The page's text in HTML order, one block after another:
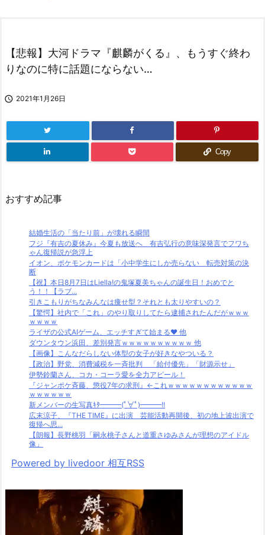
【悲報】大河ドラマ『麒麟がくる』、もうすぐ終わ
りなのに特に話題にならない…
 2021年1月26日
Copy
おすすめ記事
結婚生活の「当たり前」が壊れる瞬間
フジ『有吉の夏休み』今夏も放送へ 有吉弘行の意味深発言でフワち
ゃん復帰説が急浮上
イオン、ポケモンカードは「小中学生にしか売らない 転売対策の決
断
【祝】本日8月7日はLiella!の鬼塚夏美ちゃんの誕生日！おめでと
う！！【ラブ...
引きこもりがちなみんなは痩せ型？それとも太りやすいの？
【驚愕】社内で「これ」のやり取りしてたら逮捕されたんだがｗｗｗ
ｗｗｗｗ
ライザの公式AIゲーム、エッチすぎて始まる♥ 他
ダウンタウン浜田、差別発言ｗｗｗｗｗｗｗｗｗｗ 他
【画像】こんなだらしない体型の女子が好きなやついる？
【政治】野党、消費減税を一斉批判 「給付優先」「財源示せ」
伊勢鈴蘭さん、コカ・コーラ愛を全力アピール！
『ジャンポケ斉藤、懲役7年の求刑』←これｗｗｗｗｗｗｗｗｗｗｗｗ
ｗｗｗｗｗｗ
新メンバーの生写真ｷﾀ━━━(ﾟ∀ﾟ)━━━!!
広末涼子、『THE TIME』に出演 芸能活動再開後、初の地上波出演で
復帰へ思...
【朗報】長野桃羽「嗣永桃子さんと道重さゆみさんが理想のアイドル
像」
Powered by livedoor 相互RSS